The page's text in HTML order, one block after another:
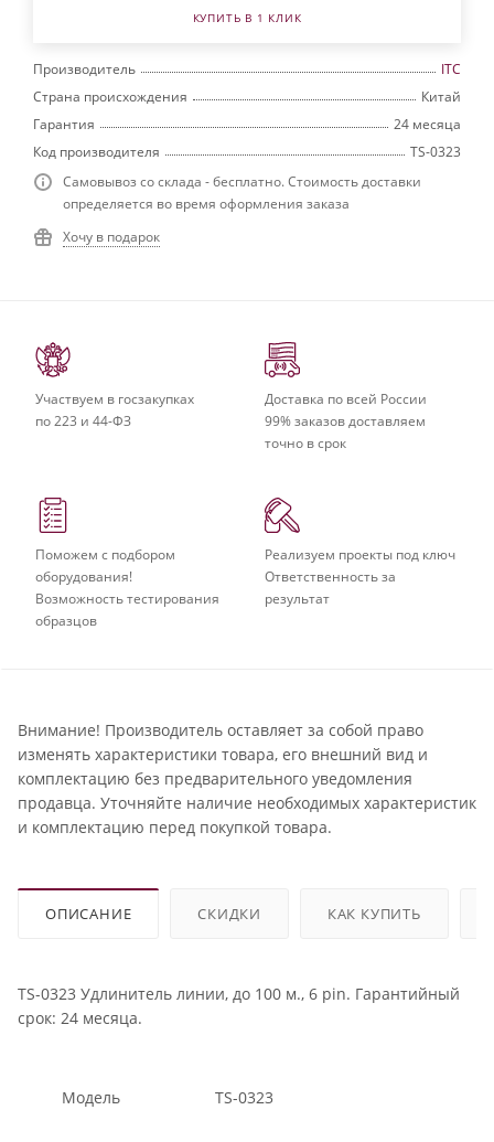
КУПИТЬ В 1 КЛИК
Производитель
ITC
Страна происхождения
Китай
Гарантия
24 месяца
Код производителя
TS-0323
Самовывоз со склада - бесплатно. Стоимость доставки
определяется во время оформления заказа
Хочу в подарок
Участвуем в госзакупках
по 223 и 44-ФЗ
Доставка по всей России
99% заказов доставляем
точно в срок
Поможем с подбором
оборудования!
Возможность тестирования
образцов
Реализуем проекты под ключ
Ответственность за
результат
Внимание! Производитель оставляет за собой право
изменять характеристики товара, его внешний вид и
комплектацию без предварительного уведомления
продавца. Уточняйте наличие необходимых характеристик
и комплектацию перед покупкой товара.
ОПИСАНИЕ СКИДКИ КАК КУПИТЬ
TS-0323 Удлинитель линии, до 100 м., 6 pin. Гарантийный
срок: 24 месяца.
Модель TS-0323